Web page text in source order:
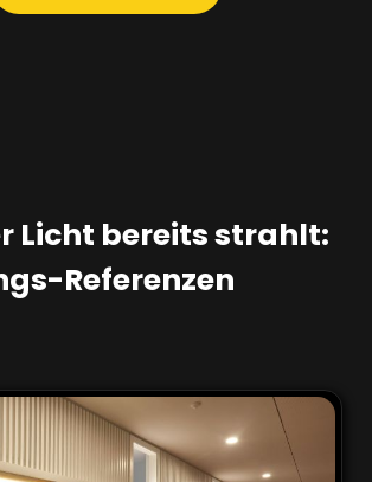
Licht bereits strahlt:
Referenzen